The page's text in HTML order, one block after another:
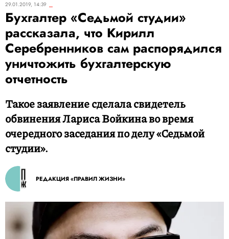
29.01.2019, 14:39
Бухгалтер «Седьмой студии»
рассказала, что Кирилл
Серебренников сам распорядился
уничтожить бухгалтерскую
отчетность
Такое заявление сделала свидетель
обвинения Лариса Войкина во время
очередного заседания по делу «Седьмой
студии».
РЕДАКЦИЯ «ПРАВИЛ ЖИЗНИ»